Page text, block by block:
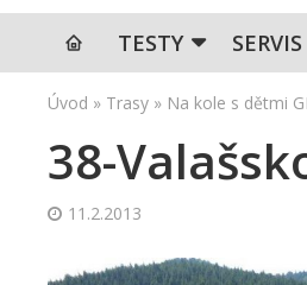
TESTY SERVIS
Úvod » Trasy » Na kole s dětmi
38-
11.2.2013